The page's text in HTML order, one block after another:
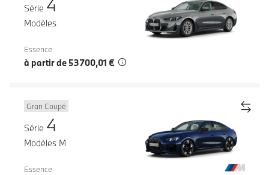
Série 4
Modèles
Essence
à partir de 53 700,01 €
Gran Coupé
Série 4
Modèles M
Essence